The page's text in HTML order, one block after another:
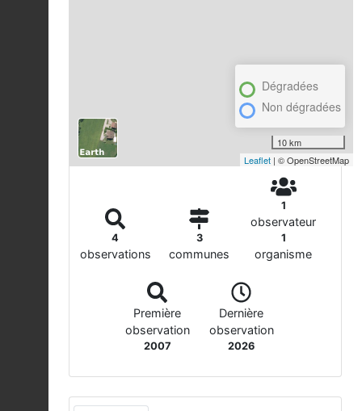
Dégradées
Non dégradées
10 km
Leaflet | © OpenStreetMap
4
observations
3
communes
1
observateur
1
organisme
Première
observation
2007
Dernière
observation
2026